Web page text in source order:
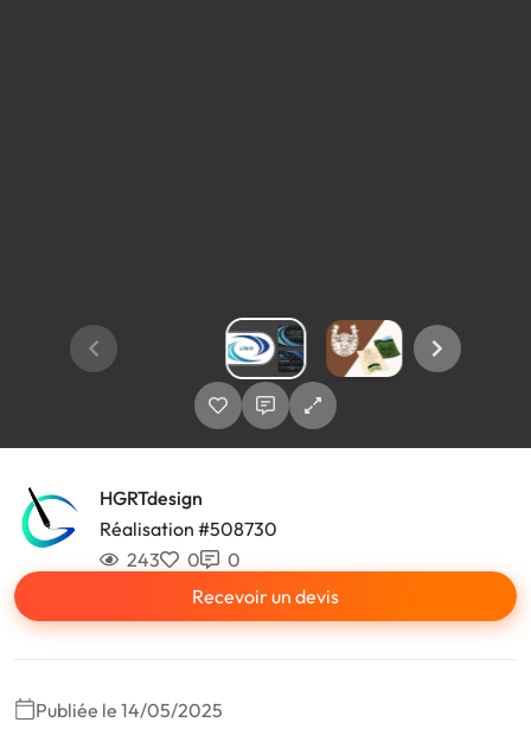
HGRTdesign
Réalisation #508730
243
0
0
Recevoir un devis
Publiée le 14/05/2025